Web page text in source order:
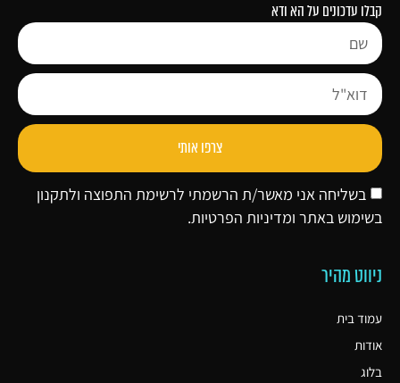
קבלו עדכונים על הא ודא
בשליחה אני מאשר/ת הרשמתי לרשימת התפוצה ולתקנון
בשימוש באתר ומדיניות הפרטיות.
צרפו אותי
ניווט מהיר
עמוד בית
אודות
בלוג